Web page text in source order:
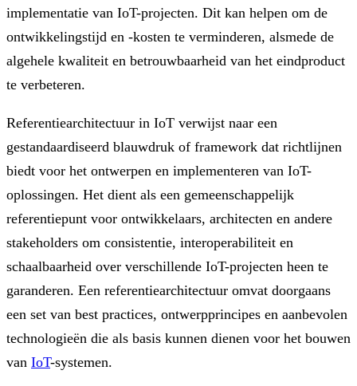
implementatie van IoT-projecten. Dit kan helpen om de
ontwikkelingstijd en -kosten te verminderen, alsmede de
algehele kwaliteit en betrouwbaarheid van het eindproduct
te verbeteren.
Referentiearchitectuur in IoT verwijst naar een
gestandaardiseerd blauwdruk of framework dat richtlijnen
biedt voor het ontwerpen en implementeren van IoT-
oplossingen. Het dient als een gemeenschappelijk
referentiepunt voor ontwikkelaars, architecten en andere
stakeholders om consistentie, interoperabiliteit en
schaalbaarheid over verschillende IoT-projecten heen te
garanderen. Een referentiearchitectuur omvat doorgaans
een set van best practices, ontwerpprincipes en aanbevolen
technologieën die als basis kunnen dienen voor het bouwen
van IoT-systemen.